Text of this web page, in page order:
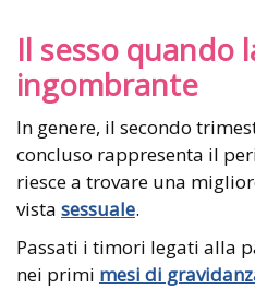
Il sesso quando
ingombrante
In genere, il secondo
concluso rappresenta il
riesce a trovare una
vista sessuale.
Passati i timori legati alla
nei primi mesi di